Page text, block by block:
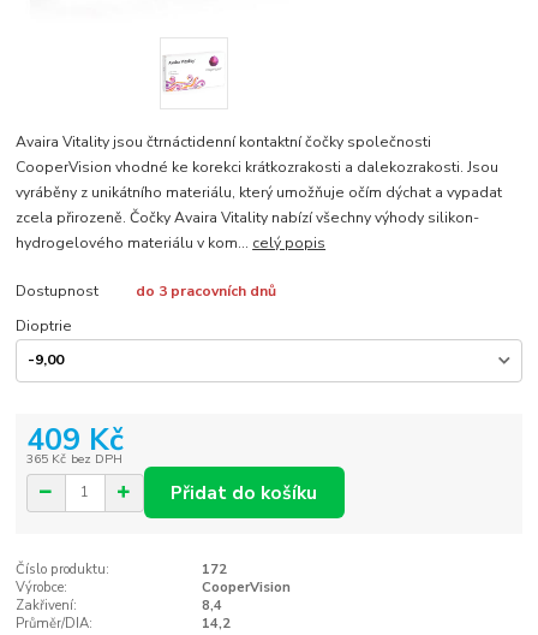
Avaira Vitality jsou čtrnáctidenní kontaktní čočky společnosti
CooperVision vhodné ke korekci krátkozrakosti a dalekozrakosti. Jsou
vyráběny z unikátního materiálu, který umožňuje očím dýchat a vypadat
zcela přirozeně. Čočky Avaira Vitality nabízí všechny výhody silikon-
hydrogelového materiálu v kom... celý popis
Dostupnost
do 3 pracovních dnů
Dioptrie
409 Kč
365 Kč bez DPH
Přidat do košíku
Číslo produktu:
172
Výrobce:
CooperVision
Zakřivení:
8,4
Průměr/DIA:
14,2